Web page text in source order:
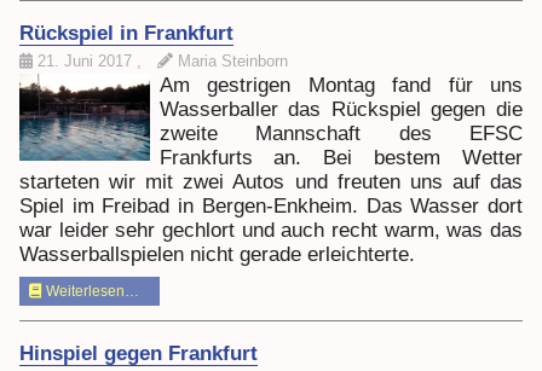
Rückspiel in Frankfurt
21. Juni 2017 Maria Steinborn
Am gestrigen Montag fand für uns
Wasserballer das Rückspiel gegen die
zweite Mannschaft des EFSC
Frankfurts an. Bei bestem Wetter
starteten wir mit zwei Autos und freuten uns auf das
Spiel im Freibad in Bergen-Enkheim. Das Wasser dort
war leider sehr gechlort und auch recht warm, was das
Wasserballspielen nicht gerade erleichterte.
Weiterlesen…
Hinspiel gegen Frankfurt